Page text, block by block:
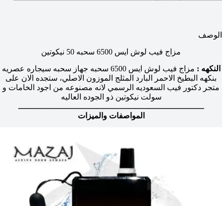
الوصف
مزاج فيب لوش ايس 6500 سحبه 50 نيكوتين
النكهه :
مزاج فيب لوش ايس 6500 سحبه جهاز سحبه سيجاره عصريه
بنكهه البطيخ الاحمر البارد المثلج الموزون الاصلي، ستجده الان على
متجر دكتور فيب السعوديه الرسمي لانه مصنوعه من اجود الخامات و
سولت نيكوتين ذو الجوده العاليه
ـــــــــــــــــــــــــــــــــــــــــــــــــــــــــــــــــــــــــــ
المواصفات والميزات